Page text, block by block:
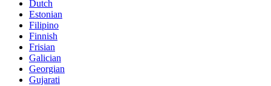
Dutch
Estonian
Filipino
Finnish
Frisian
Galician
Georgian
Gujarati